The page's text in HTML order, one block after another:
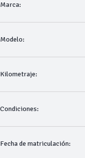
Marca:
Modelo:
Kilometraje:
Condiciones:
Fecha de matriculación: